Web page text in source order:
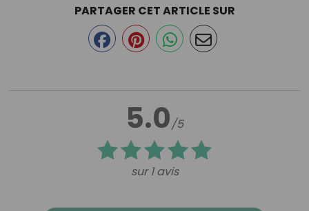
5.0/5
sur 1 avis
PARTAGER CET ARTICLE SUR